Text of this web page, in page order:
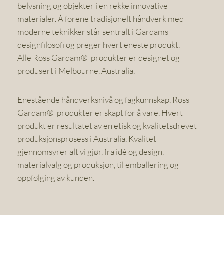
belysning og objekter i en rekke innovative
materialer. Å forene tradisjonelt håndverk med
moderne teknikker står sentralt i Gardams
designfilosofi og preger hvert eneste produkt.
Alle Ross Gardam®-produkter er designet og
produsert i Melbourne, Australia.
Enestående håndverksnivå og fagkunnskap. Ross
Gardam®-produkter er skapt for å vare. Hvert
produkt er resultatet av en etisk og kvalitetsdrevet
produksjonsprosess i Australia. Kvalitet
gjennomsyrer alt vi gjør, fra idé og design,
materialvalg og produksjon, til emballering og
oppfølging av kunden.